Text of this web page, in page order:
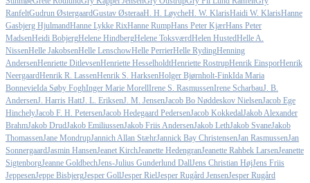
RanfeltGudrun ØstergaardGustav ØsteraaH. H. LøycheH. W. KlarisHaidi W. KlarisHanne
Gasbjerg HjulmandHanne Lykke RixHanne RumpHans Peter KjærHans Peter
MadsenHeidi BobjergHelene HindbergHelene ToksværdHelen HustedHelle A.
NissenHelle JakobsenHelle LenschowHelle PerrierHelle RydingHenning
AndersenHenriette DitlevsenHenriette HesselholdtHenriette RostrupHenrik EinsporHenrik
NeergaardHenrik R. LassenHenrik S. HarksenHolger Bjørnholt-FinkIda Maria
BonnevieIda Søby FoghInger Marie MorellIrene S. RasmussenIrene ScharbauJ. B.
AndersenJ. Harris HattJ. L. EriksenJ. M. JensenJacob Bo Nøddeskov NielsenJacob Ege
HinchelyJacob F. H. PetersenJacob Hedegaard PedersenJacob KokkedalJakob Alexander
BrahmJakob DrudJakob EmiliussenJakob Friis AndersenJakob LethJakob SvaneJakob
ThomassenJane MondrupJannich Allan StæhrJannick Bay ChristensenJan RasmussenJan
SonnergaardJasmin HansenJeanet KirchJeanette HedengranJeanette Rahbek LarsenJeanette
SigtenborgJeanne GoldbechJens-Julius Gunderlund DallJens Christian HøjJens Friis
JeppesenJeppe BisbjergJesper GollJesper RielJesper Rugård JensenJesper Rugård